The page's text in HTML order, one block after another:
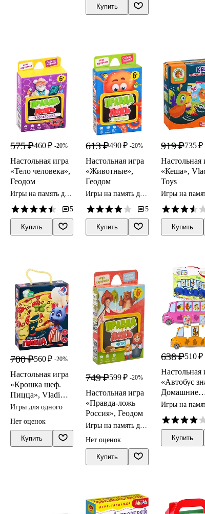
Купить
575 ₽460 ₽ -20%
Настольная игра
«Тело человека»,
Геодом
Игры на память для
·
5
Купить
613 ₽490 ₽ -20%
Настольная игра
«Животные»,
Геодом
Игры на память для
·
5
Купить
919 ₽735 ₽
Настольная
«Кеша»,
Toys
Игры на
Купить
700 ₽560 ₽ -20%
Настольная игра
«Крошка шеф.
Пицца», Vladi
Toys
Игры для одного
Нет оценок
Купить
749 ₽599 ₽ -20%
Настольная игра
«Правда-ложь
Россия», Геодом
Игры на память для
Нет оценок
Купить
638 ₽510 ₽
Настольная
«Автобус
Домашние
животные»,
Игры на
Купить